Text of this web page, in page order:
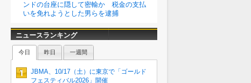
ンドの台座に隠して密輸か 税金の支払
いを免れようとした男らを逮捕